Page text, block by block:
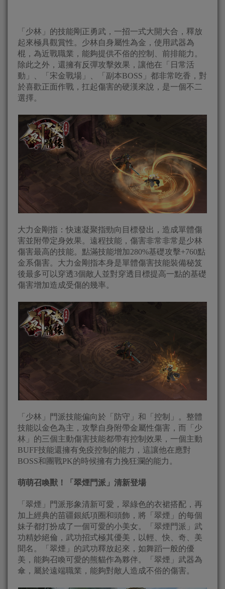
「少林」的技能剛正勇武，一招一式大開大合，釋放
起來極具觀賞性。少林自身屬性為金，使用武器為
棍，為近戰職業，能夠提供不俗的控制、前排能力。
除此之外，還擁有反彈攻擊效果，讓他在「日常活
動」、「宋金戰場」、「副本BOSS」都非常吃香，對
於喜歡正面作戰，扛起傷害的硬漢來說，是一個不二
選擇。
大力金剛指：快速凝聚指勁向目標發出，造成單體傷
害並附帶定身效果。遠程技能，傷害非常非常是少林
傷害最高的技能。點滿技能增加280%基礎攻擊+760點
金系傷害。大力金剛指本身是單體傷害技能裝備秘笈
後最多可以穿透3個敵人並對穿透目標提高一點的基礎
傷害增加造成受傷的幾率。
「少林」門派技能偏向於「防守」和「控制」。整體
技能以金色為主，攻擊自身附帶金屬性傷害，而「少
林」的三個主動傷害技能都帶有控制效果，一個主動
BUFF技能還擁有免疫控制的能力，這讓他在應對
BOSS和團戰PK的時候擁有力挽狂瀾的能力。
萌萌召喚獸！「翠煙門派」清新登場
「翠煙」門派形象清新可愛，翠綠色的衣裙搭配，再
加上經典的苗疆銀紙項圈和頭飾，將「翠煙」的每個
妹子都打扮成了一個可愛的小美女。「翠煙門派」武
功精妙絕倫，武功招式極其優美，以輕、快、奇、美
聞名。「翠煙」的武功釋放起來，如舞蹈一般的優
美，能夠召喚可愛的熊貓作為夥伴。「翠煙」武器為
傘，屬於遠端職業，能夠對敵人造成不俗的傷害。